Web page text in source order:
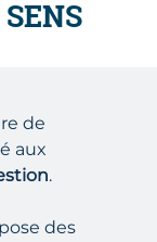
de
aux
.
des